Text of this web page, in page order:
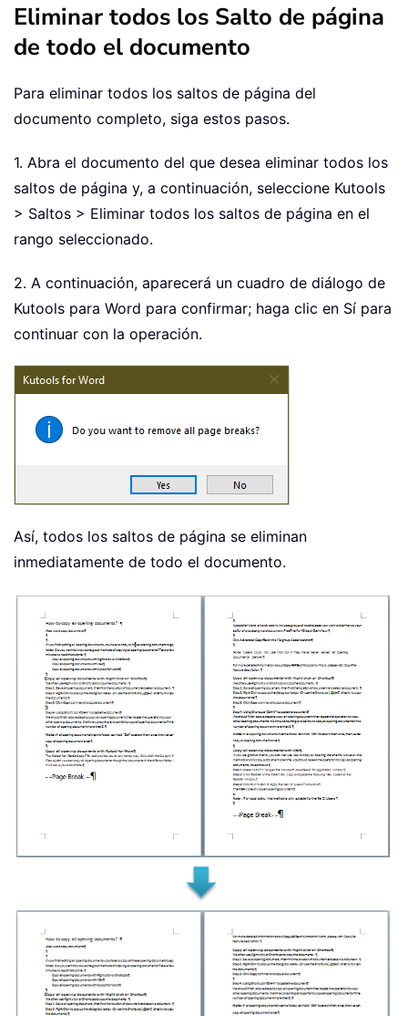
Eliminar todos los Salto de página
de todo el documento
Para eliminar todos los saltos de página del
documento completo, siga estos pasos.
1. Abra el documento del que desea eliminar todos los
saltos de página y, a continuación, seleccione Kutools
> Saltos > Eliminar todos los saltos de página en el
rango seleccionado.
2. A continuación, aparecerá un cuadro de diálogo de
Kutools para Word para confirmar; haga clic en Sí para
continuar con la operación.
Así, todos los saltos de página se eliminan
inmediatamente de todo el documento.